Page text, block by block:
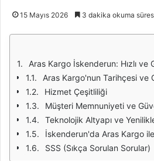
15 Mayıs 2026 3 dakika okuma
Aras Kargo İskenderun: Hızlı ve
Aras Kargo'nun Tarihçesi ve
Hizmet Çeşitliliği
Müşteri Memnuniyeti ve
Teknolojik Altyapı ve
İskenderun'da Aras Kargo ile
SSS (Sıkça Sorulan Sorular)